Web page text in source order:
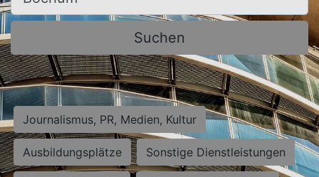
Suchen
Journalismus, PR, Medien, Kultur
Ausbildungsplätze Sonstige Dienstleistungen